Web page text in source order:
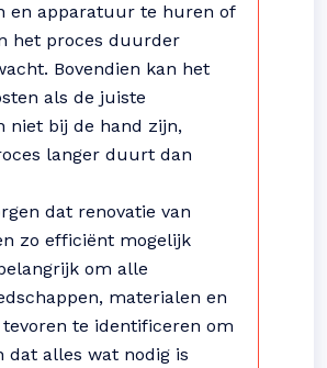
en apparatuur te huren of
het proces duurder
Bovendien kan het
als de juiste
niet bij de hand zijn,
langer duurt dan
dat renovatie van
zo efficiënt mogelijk
om alle
materialen en
te identificeren om
dat alles wat nodig is